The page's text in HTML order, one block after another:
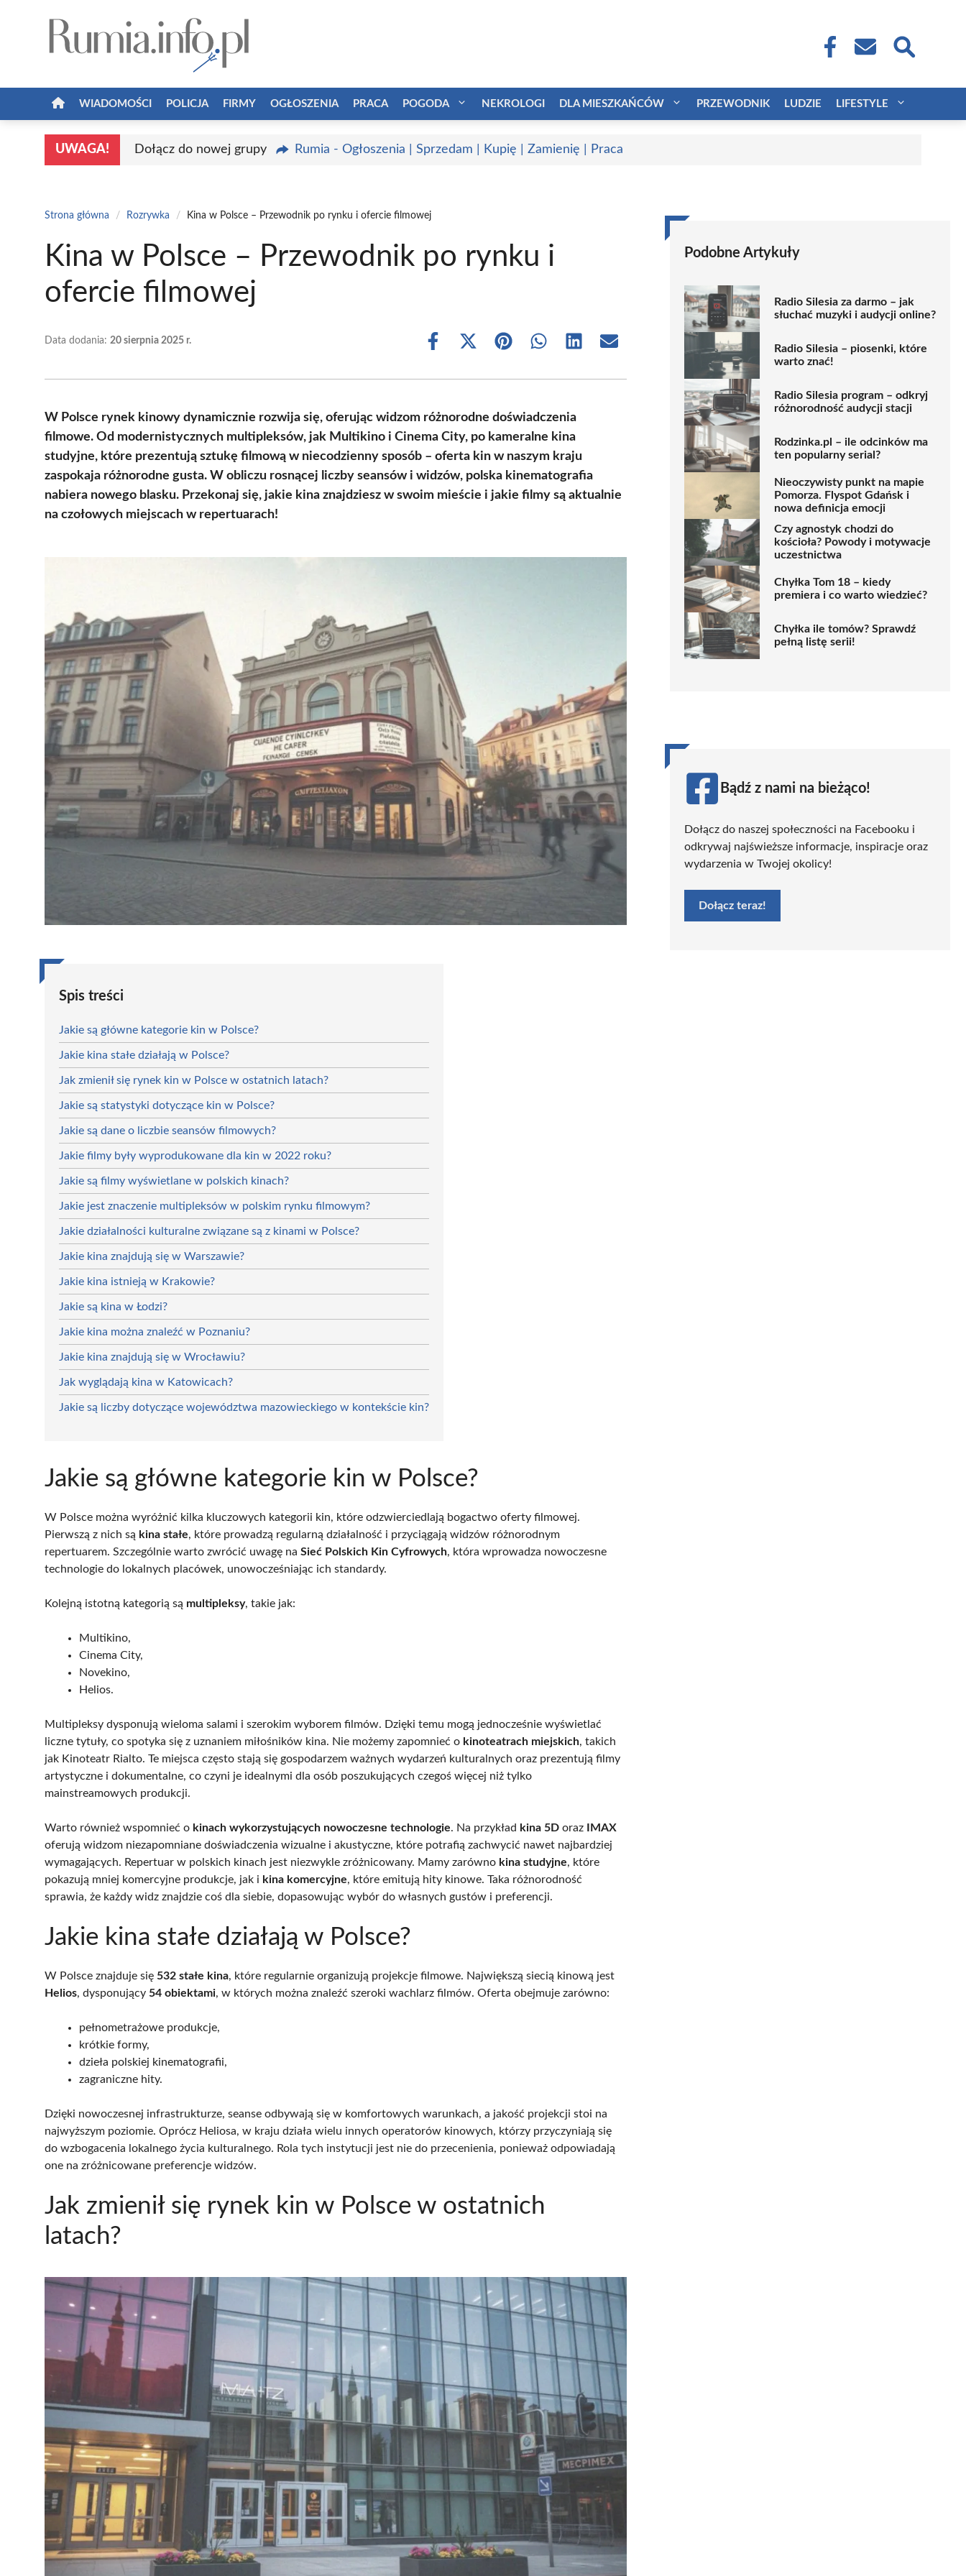
WIADOMOŚCI POLICJA FIRMY OGŁOSZENIA PRACA POGODA NEKROLOGI DLA MIESZKAŃCÓW PRZEWODNIK LUDZIE LIFESTYLE
UWAGA! Dołącz do nowej grupy Rumia - Ogłoszenia | Sprzedam | Kupię | Zamienię | Praca
Strona główna / Rozrywka / Kina w Polsce – Przewodnik po rynku i ofercie filmowej
Kina w Polsce – Przewodnik po rynku i
ofercie filmowej
Data dodania: 20 sierpnia 2025 r.
Share
Share
(Twitter)
Share Share Share Share
W Polsce rynek kinowy dynamicznie rozwija się, oferując widzom różnorodne doświadczenia
filmowe. Od modernistycznych multipleksów, jak Multikino i Cinema City, po kameralne kina
studyjne, które prezentują sztukę filmową w niecodzienny sposób – oferta kin w naszym kraju
zaspokaja różnorodne gusta. W obliczu rosnącej liczby seansów i widzów, polska kinematografia
nabiera nowego blasku. Przekonaj się, jakie kina znajdziesz w swoim mieście i jakie filmy są aktualnie
na czołowych miejscach w repertuarach!
Spis treści
Jakie są główne kategorie kin w Polsce?
Jakie kina stałe działają w Polsce?
Jak zmienił się rynek kin w Polsce w ostatnich latach?
Jakie są statystyki dotyczące kin w Polsce?
Jakie są dane o liczbie seansów filmowych?
Jakie filmy były wyprodukowane dla kin w 2022 roku?
Jakie są filmy wyświetlane w polskich kinach?
Jakie jest znaczenie multipleksów w polskim rynku filmowym?
Jakie działalności kulturalne związane są z kinami w Polsce?
Jakie kina znajdują się w Warszawie?
Jakie kina istnieją w Krakowie?
Jakie są kina w Łodzi?
Jakie kina można znaleźć w Poznaniu?
Jakie kina znajdują się w Wrocławiu?
Jak wyglądają kina w Katowicach?
Jakie są liczby dotyczące województwa mazowieckiego w kontekście kin?
Jakie są główne kategorie kin w Polsce?
W Polsce można wyróżnić kilka kluczowych kategorii kin, które odzwierciedlają bogactwo oferty filmowej.
Pierwszą z nich są kina stałe, które prowadzą regularną działalność i przyciągają widzów różnorodnym
repertuarem. Szczególnie warto zwrócić uwagę na Sieć Polskich Kin Cyfrowych, która wprowadza nowoczesne
technologie do lokalnych placówek, unowocześniając ich standardy.
Kolejną istotną kategorią są multipleksy, takie jak:
Multikino,
Cinema City,
Novekino,
Helios.
Multipleksy dysponują wieloma salami i szerokim wyborem filmów. Dzięki temu mogą jednocześnie wyświetlać
liczne tytuły, co spotyka się z uznaniem miłośników kina. Nie możemy zapomnieć o kinoteatrach miejskich, takich
jak Kinoteatr Rialto. Te miejsca często stają się gospodarzem ważnych wydarzeń kulturalnych oraz prezentują filmy
artystyczne i dokumentalne, co czyni je idealnymi dla osób poszukujących czegoś więcej niż tylko
mainstreamowych produkcji.
Warto również wspomnieć o kinach wykorzystujących nowoczesne technologie. Na przykład kina 5D oraz
IMAX
oferują widzom niezapomniane doświadczenia wizualne i akustyczne, które potrafią zachwycić nawet najbardziej
wymagających. Repertuar w polskich kinach jest niezwykle zróżnicowany. Mamy zarówno kina studyjne, które
pokazują mniej komercyjne produkcje, jak i kina komercyjne, które emitują hity kinowe. Taka różnorodność
sprawia, że każdy widz znajdzie coś dla siebie, dopasowując wybór do własnych gustów i preferencji.
Jakie kina stałe działają w Polsce?
W Polsce znajduje się 532 stałe kina, które regularnie organizują projekcje filmowe. Największą siecią kinową jest
Helios, dysponujący 54 obiektami, w których można znaleźć szeroki wachlarz filmów. Oferta obejmuje zarówno:
pełnometrażowe produkcje,
krótkie formy,
dzieła polskiej kinematografii,
zagraniczne hity.
Dzięki nowoczesnej infrastrukturze, seanse odbywają się w komfortowych warunkach, a jakość projekcji stoi na
najwyższym poziomie. Oprócz Heliosa, w kraju działa wielu innych operatorów kinowych, którzy przyczyniają się
do wzbogacenia lokalnego życia kulturalnego. Rola tych instytucji jest nie do przecenienia, ponieważ odpowiadają
one na zróżnicowane preferencje widzów.
Jak zmienił się rynek kin w Polsce w ostatnich
latach?
Podobne Artykuły
Radio Silesia za darmo – jak
słuchać muzyki i audycji online?
Radio Silesia – piosenki, które
warto znać!
Radio Silesia program – odkryj
różnorodność audycji stacji
Rodzinka.pl – ile odcinków ma
ten popularny serial?
Nieoczywisty punkt na mapie
Pomorza. Flyspot Gdańsk i
nowa definicja emocji
Czy agnostyk chodzi do
kościoła? Powody i motywacje
uczestnictwa
Chyłka Tom 18 – kiedy
premiera i co warto wiedzieć?
Chyłka ile tomów? Sprawdź
pełną listę serii!
Bądź z nami na bieżąco!
Dołącz do naszej społeczności na Facebooku i
odkrywaj najświeższe informacje, inspiracje oraz
wydarzenia w Twojej okolicy!
Dołącz teraz!